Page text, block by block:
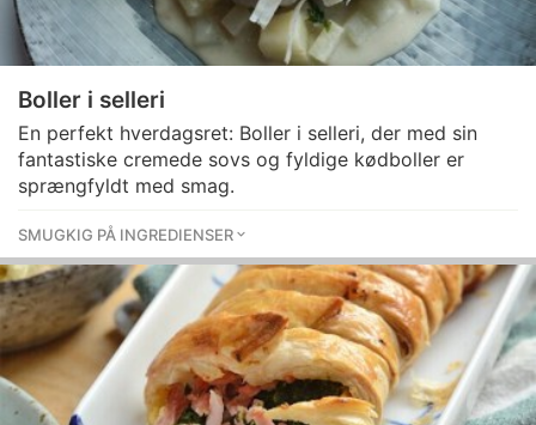
Boller i selleri
En perfekt hverdagsret: Boller i selleri, der med sin
fantastiske cremede sovs og fyldige kødboller er
sprængfyldt med smag.
SMUGKIG PÅ INGREDIENSER